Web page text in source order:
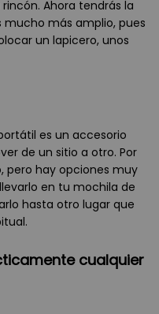
Ahora tendrás la
más amplio, pues
un lapicero, unos
es un accesorio
de un sitio a otro. Por
pero hay opciones muy
en tu mochila de
hasta otro lugar que
cualquier